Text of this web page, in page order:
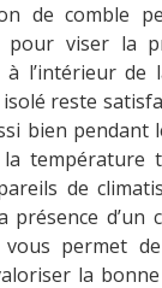
de comble
pour viser la
l’intérieur de
reste
bien pendant
température
de
présence d’un
permet
la